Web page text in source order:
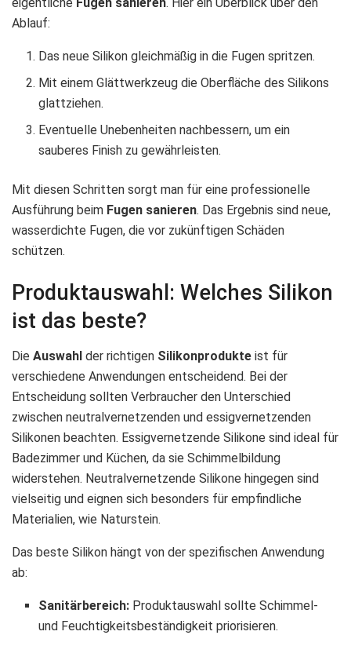
Ablauf:
Das neue Silikon gleichmäßig in die Fugen spritzen.
Mit einem Glättwerkzeug die Oberfläche des Silikons
glattziehen.
Eventuelle Unebenheiten nachbessern, um ein
sauberes Finish zu gewährleisten.
Mit diesen Schritten sorgt man für eine professionelle
Ausführung beim Fugen sanieren. Das Ergebnis sind neue,
wasserdichte Fugen, die vor zukünftigen Schäden
schützen.
Produktauswahl: Welches Silikon
ist das beste?
Die Auswahl der richtigen Silikonprodukte ist für
verschiedene Anwendungen entscheidend. Bei der
Entscheidung sollten Verbraucher den Unterschied
zwischen neutralvernetzenden und essigvernetzenden
Silikonen beachten. Essigvernetzende Silikone sind ideal für
Badezimmer und Küchen, da sie Schimmelbildung
widerstehen. Neutralvernetzende Silikone hingegen sind
vielseitig und eignen sich besonders für empfindliche
Materialien, wie Naturstein.
Das beste Silikon hängt von der spezifischen Anwendung
ab:
Sanitärbereich: Produktauswahl sollte Schimmel-
und Feuchtigkeitsbeständigkeit priorisieren.